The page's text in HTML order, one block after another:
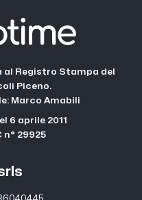
Registro Stampa del
Piceno.
Marco Amabili
6 aprile 2011
n° 29925